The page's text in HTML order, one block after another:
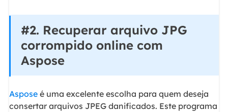
#2. Recuperar arquivo JPG
corrompido online com
Aspose
Asposeé uma excelente escolha para quem deseja
consertar arquivos JPEG danificados. Este programa